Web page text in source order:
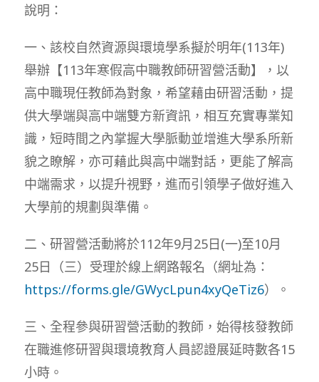
說明：
一、該校自然資源與環境學系擬於明年(113年)
舉辦【113年寒假高中職教師研習營活動】，以
高中職現任教師為對象，希望藉由研習活動，提
供大學端與高中端雙方新資訊，相互充實專業知
識，短時間之內掌握大學脈動並增進大學系所新
貌之瞭解，亦可藉此與高中端對話，更能了解高
中端需求，以提升視野，進而引領學子做好進入
大學前的規劃與準備。
二、研習營活動將於112年9月25日(一)至10月
25日（三）受理於線上網路報名（網址為：
https://forms.gle/GWycLpun4xyQeTiz6）。
三、全程參與研習營活動的教師，始得核發教師
在職進修研習與環境教育人員認證展延時數各15
小時。